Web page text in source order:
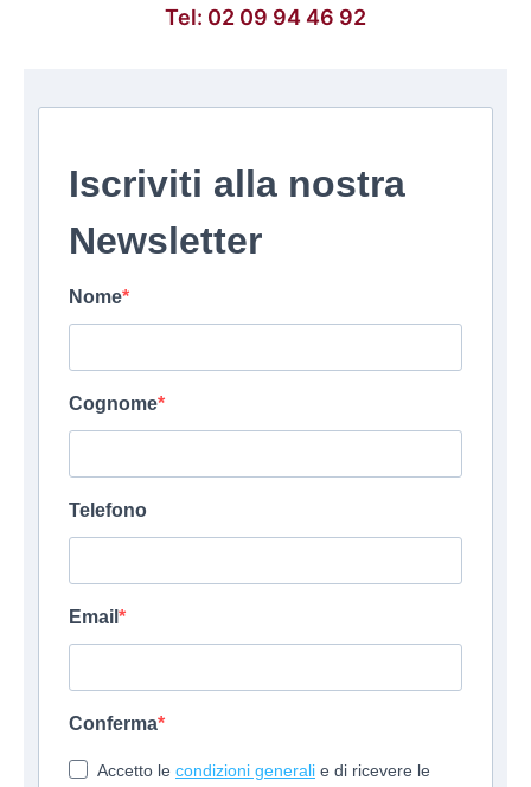
Tel: 02 09 94 46 92
Iscriviti alla nostra
Newsletter
Nome
Cognome
Telefono
Email
Conferma
Accetto le condizioni generali e di ricevere le